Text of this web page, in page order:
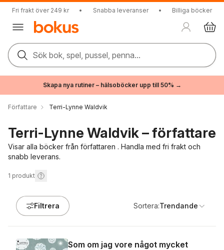
Fri frakt över 249 kr • Snabba leveranser • Billiga böcker
Sök bok, spel, pussel, penna...
Skapa nya rutiner – hälsoböcker upp till 50% →
Författare Terri-Lynne Waldvik
Terri-Lynne Waldvik – författare
Visar alla böcker från författaren . Handla med fri frakt och
snabb leverans.
1 produkt
Filtrera Sortera:Trendande
Som om jag vore något mycket